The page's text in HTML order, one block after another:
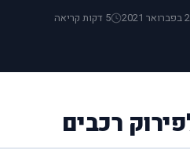
2021 5 דקות קריאה
רכבים